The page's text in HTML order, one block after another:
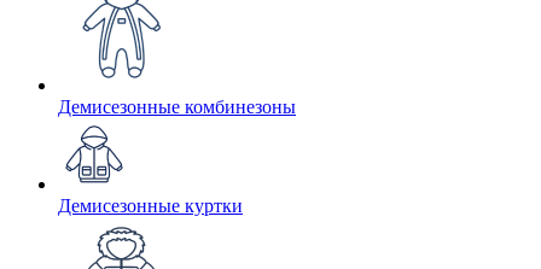
Демисезонные комбинезоны
Демисезонные куртки